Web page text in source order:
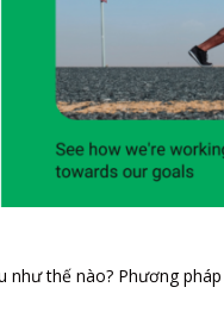
thế nào? Phương